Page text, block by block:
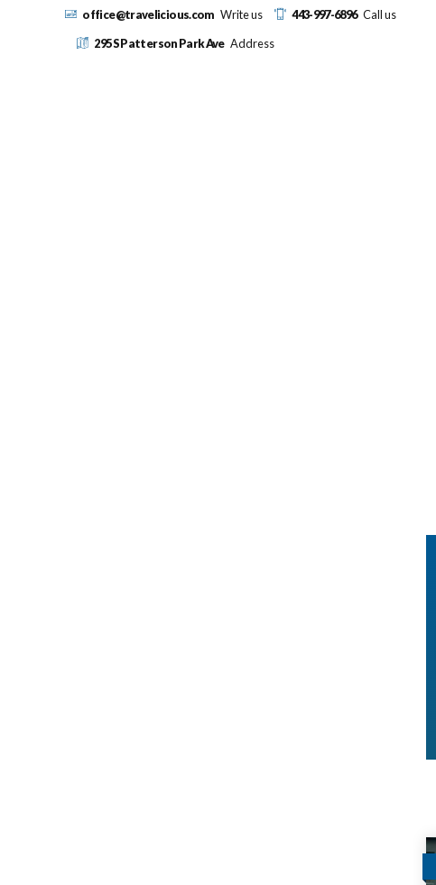
office@travelicious.com Write us 443-997-6896 Call us
295 S Patterson Park Ave Address